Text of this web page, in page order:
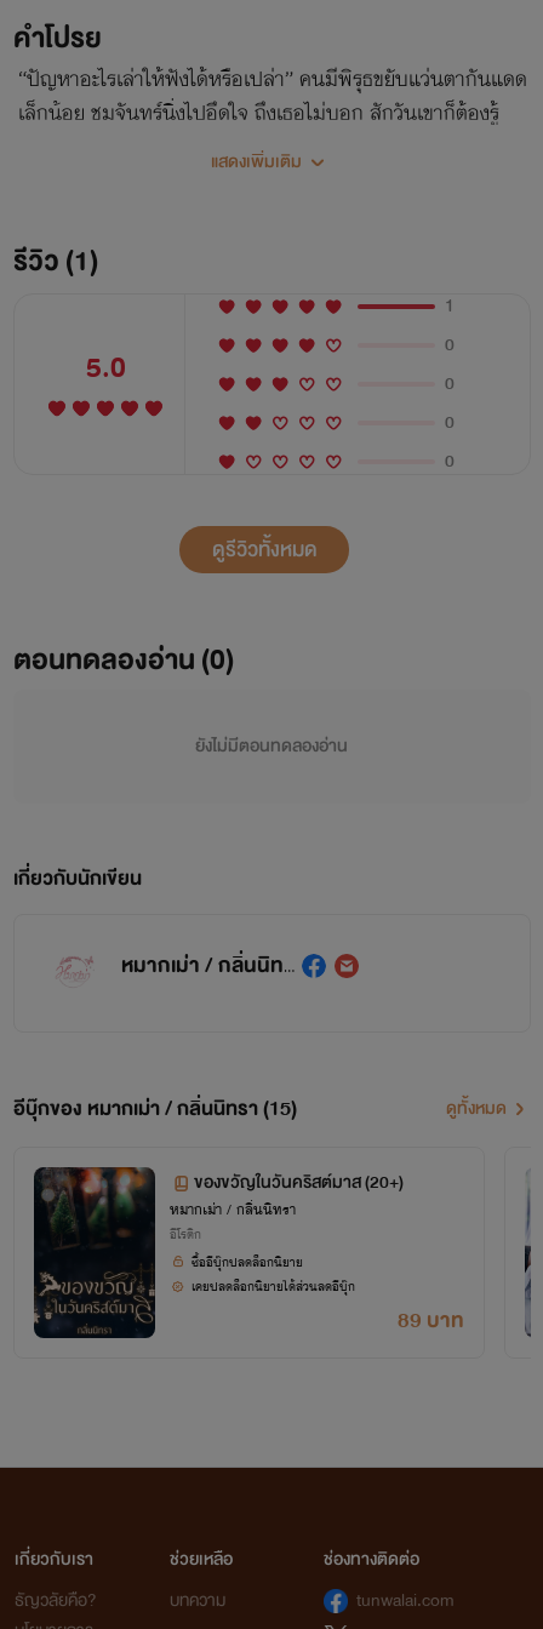
คำโปรย
“ปัญหาอะไรเล่าให้ฟังได้หรือเปล่า” คนมีพิรุธขยับแว่นตากันแดด
เล็กน้อย ชมจันทร์นิ่งไปอึดใจ ถึงเธอไม่บอก สักวันเขาก็ต้องรู้
จากกรกฎ ไม่มีทางปิดมิด หรือต่อให้เธอโกหกถ้าเขาไปถาม
เรื่องพวกนั้นได้ “ฉันหนีออกจากบ้านมา เพราะที่บ้านจะบังคับให้
แต่งงานกับคนที่ไม่รู้จัก” หญิงสาวหยุดกลืนน้ำลายโดยไม่ได้มอง
ว่ามือคู่ใหญ่กำลังกำพวงมาลัยรถเอาไว้แน่น “แล้วยังไงอีก” เขา
แทบจะขบกราม
แสดงเพิ่มเติม
รีวิว (1)
5.0
1
0
0
0
0
ดูรีวิวทั้งหมด
ตอนทดลองอ่าน (0)
ยังไม่มีตอนทดลองอ่าน
เกี่ยวกับนักเขียน
หมากเม่า / กลิ่นนิทรา
อีบุ๊กของ หมากเม่า / กลิ่นนิทรา (15) ดูทั้งหมด
ของขวัญในวันคริสต์มาส (20+)
หมากเม่า / กลิ่นนิทรา
อีโรติก
89 บาท
ซื้ออีบุ๊กปลดล็อกนิยาย
เคยปลดล็อกนิยายได้ส่วนลดอีบุ๊ก
เกี่ยวกับเรา
ธัญวลัยคือ?
ช่วยเหลือ
บทความ
ช่องทางติดต่อ
tunwalai.com